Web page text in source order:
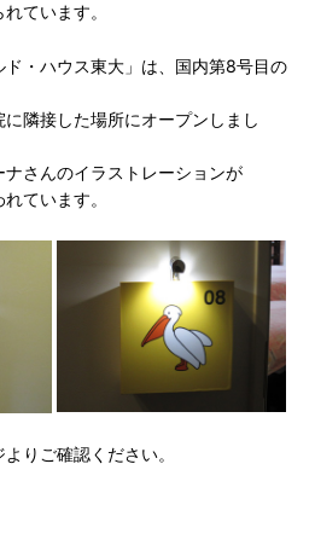
ています。
ド・ハウス東大」は、国内第8号目の
隣接した場所にオープンしまし
さんのイラストレーションが
ています。
りご確認ください。